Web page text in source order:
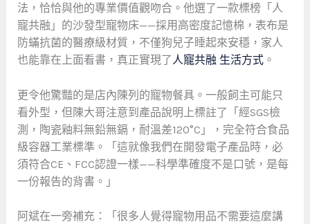
法，恰恰與他的專業價值觀吻合。他選了一款標榜「人
寵共融」的沙發型寵物床——採用高密度記憶棉，表布是
防蟎抗菌的醫療級材質，不僅狗兒子睡起來安穩，家人
也能靠在上面看書，真正實現了人寵共融 生活方式。
更令他驚豔的是店內陳列的寵物餐具。一般飼主可能只
看外型，但陳大哥注意到產品說明上標註了「經SGS檢
測，陶瓷釉料無鉛無鎘，耐溫差120°C」，完全符合食品
級容器工業標準。「這就像我們在開發電子產品時，必
須符合CE、FCC認證一樣——科學準確度不是口號，是每
一份報告的背書。」
阿斌在一旁補充：「很多人覺得寵物用品不需要這麼講